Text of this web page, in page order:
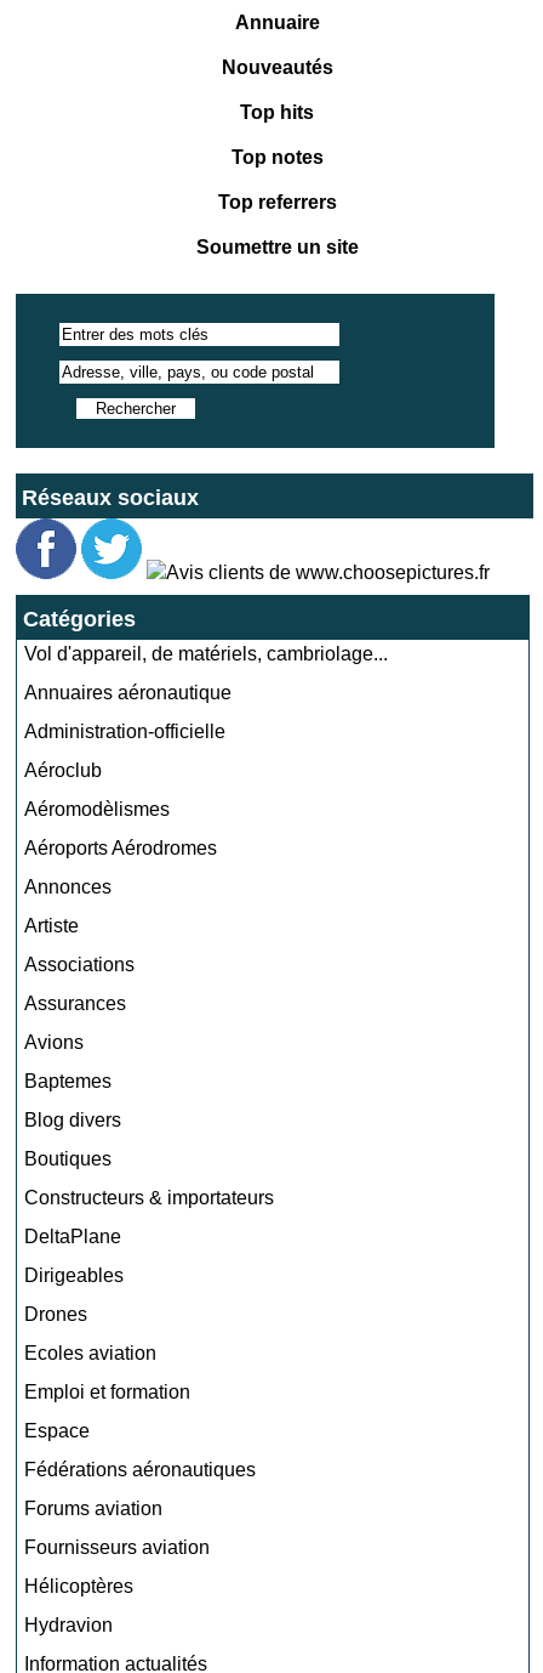
Annuaire
Nouveautés
Top hits
Top notes
Top referrers
Soumettre un site
Réseaux sociaux
Catégories
Vol d'appareil, de matériels, cambriolage...
Annuaires aéronautique
Administration-officielle
Aéroclub
Aéromodèlismes
Aéroports Aérodromes
Annonces
Artiste
Associations
Assurances
Avions
Baptemes
Blog divers
Boutiques
Constructeurs & importateurs
DeltaPlane
Dirigeables
Drones
Ecoles aviation
Emploi et formation
Espace
Fédérations aéronautiques
Forums aviation
Fournisseurs aviation
Hélicoptères
Hydravion
Information actualités